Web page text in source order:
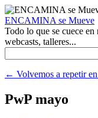
ENCAMINA se Mueve
Todo lo que se cuece
webcasts, talleres...
← Volvemos a repetir
PwP mayo